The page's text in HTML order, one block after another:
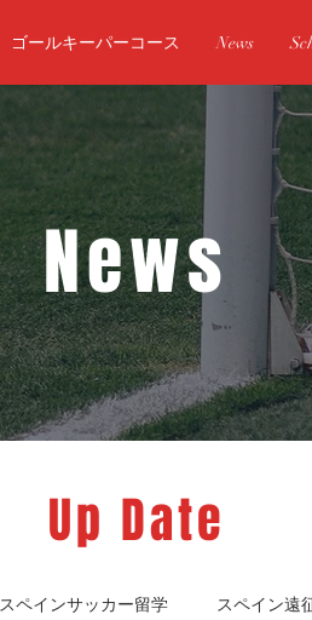
ゴールキーパーコース News
News
Up Date
スペインサッカー留学 スペイン遠